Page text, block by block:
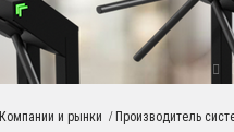
Компании и рынки / Производитель